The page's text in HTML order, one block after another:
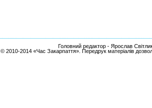
Головний редактор - Ярослав
© 2010-2014 «Час Закарпаття». Передрук матеріалів